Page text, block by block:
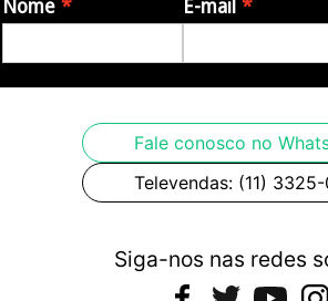
Nome E-mail
Fale conosco no
Televendas: (11) 3325-
Siga-nos nas redes